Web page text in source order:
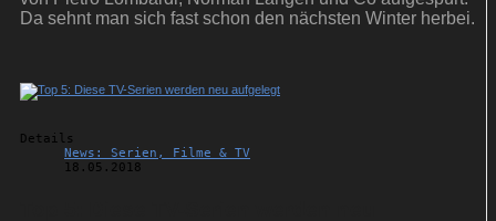
Da sehnt man sich fast schon den nächsten Winter herbei.
Details
News: Serien, Filme & TV
18.05.2018